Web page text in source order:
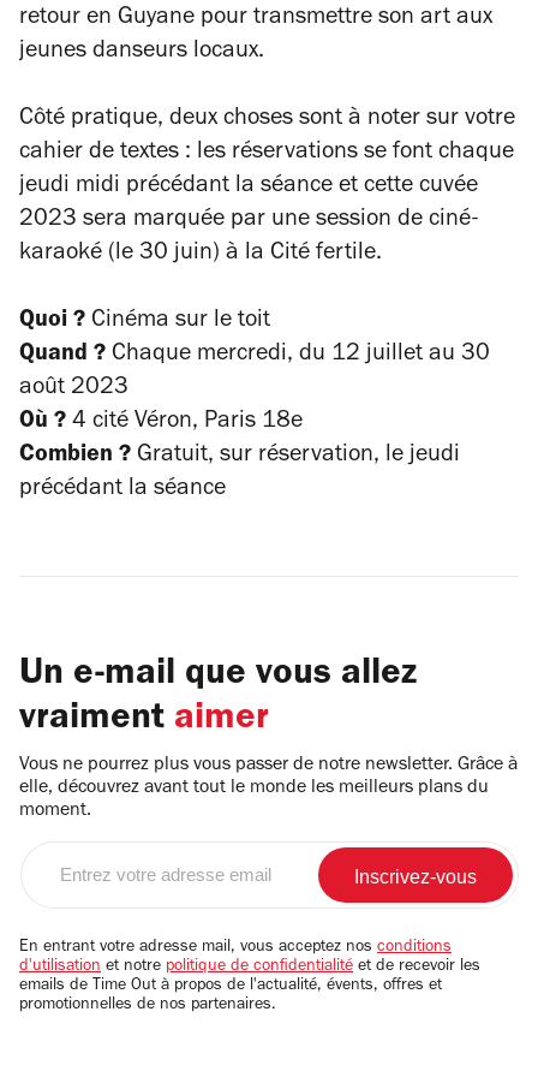
retour en Guyane pour transmettre son art aux
jeunes danseurs locaux.
Côté pratique, deux choses sont à noter sur votre
cahier de textes : les réservations se font chaque
jeudi midi précédant la séance et cette cuvée
2023 sera marquée par une session de ciné-
karaoké (le 30 juin) à la Cité fertile.
Quoi ? Cinéma sur le toit
Quand ? Chaque mercredi, du 12 juillet au 30
août 2023
Où ? 4 cité Véron, Paris 18e
Combien ? Gratuit, sur réservation, le jeudi
précédant la séance
Un e-mail que vous allez
vraiment aimer
Vous ne pourrez plus vous passer de notre newsletter. Grâce à
elle, découvrez avant tout le monde les meilleurs plans du
moment.
email
En entrant votre adresse mail, vous acceptez nos conditions
d'utilisation et notre politique de confidentialité et de recevoir les
emails de Time Out à propos de l'actualité, évents, offres et
promotionnelles de nos partenaires.